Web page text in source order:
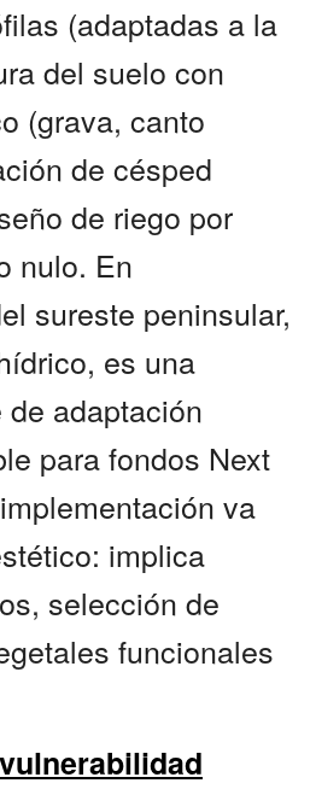
(adaptadas a la
del suelo con
(grava, canto
de césped
de riego por
nulo. En
sureste peninsular,
es una
adaptación
para fondos Next
va
implica
selección de
funcionales